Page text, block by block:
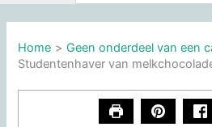
Home
Geen onderdeel van een
Studentenhaver van